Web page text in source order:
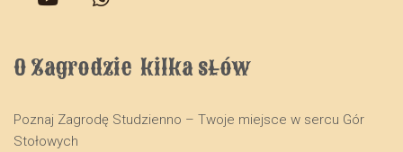
O Zagrodzie  kilka słów
Poznaj Zagrodę Studzienno – Twoje miejsce w sercu Gór
Stołowych